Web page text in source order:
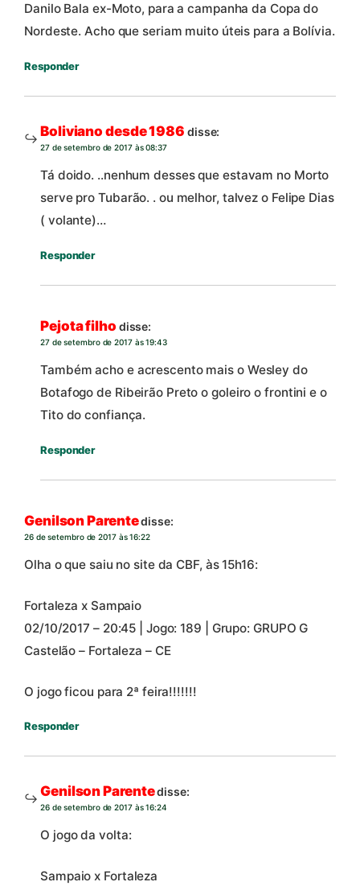
Danilo Bala ex-Moto, para a campanha da Copa do
Nordeste. Acho que seriam muito úteis para a Bolívia.
Responder
Boliviano desde 1986 disse:
27 de setembro de 2017 às 08:37
Tá doido. ..nenhum desses que estavam no Morto
serve pro Tubarão. . ou melhor, talvez o Felipe Dias
( volante)…
Responder
Pejota filho disse:
27 de setembro de 2017 às 19:43
Também acho e acrescento mais o Wesley do
Botafogo de Ribeirão Preto o goleiro o frontini e o
Tito do confiança.
Responder
Genilson Parentedisse:
26 de setembro de 2017 às 16:22
Olha o que saiu no site da CBF, às 15h16:
Fortaleza x Sampaio
02/10/2017 – 20:45 | Jogo: 189 | Grupo: GRUPO G
Castelão – Fortaleza – CE
O jogo ficou para 2ª feira!!!!!!!
Responder
Genilson Parentedisse:
26 de setembro de 2017 às 16:24
O jogo da volta:
Sampaio x Fortaleza